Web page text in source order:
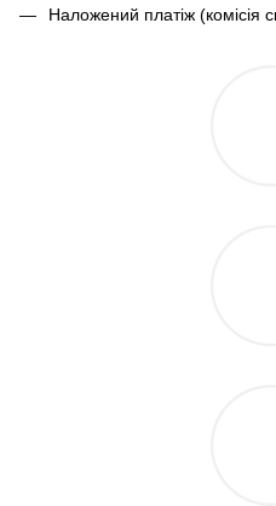
Наложений платіж (комісія